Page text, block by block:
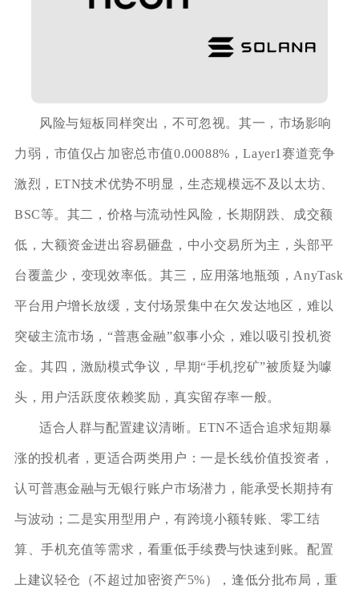
风险与短板同样突出，不可忽视。其一，市场影响
力弱，市值仅占加密总市值0.00088%，Layer1赛道竞争
激烈，ETN技术优势不明显，生态规模远不及以太坊、
BSC等。其二，价格与流动性风险，长期阴跌、成交额
低，大额资金进出容易砸盘，中小交易所为主，头部平
台覆盖少，变现效率低。其三，应用落地瓶颈，AnyTask
平台用户增长放缓，支付场景集中在欠发达地区，难以
突破主流市场，“普惠金融”叙事小众，难以吸引投机资
金。其四，激励模式争议，早期“手机挖矿”被质疑为噱
头，用户活跃度依赖奖励，真实留存率一般。
适合人群与配置建议清晰。ETN不适合追求短期暴
涨的投机者，更适合两类用户：一是长线价值投资者，
认可普惠金融与无银行账户市场潜力，能承受长期持有
与波动；二是实用型用户，有跨境小额转账、零工结
算、手机充值等需求，看重低手续费与快速到账。配置
上建议轻仓（不超过加密资产5%），逢低分批布局，重